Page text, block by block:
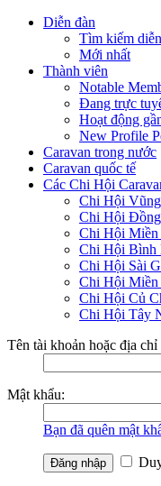
Diễn đàn
Tìm kiếm
Mới nhất
Thành viên
Notable
Đang trực
Hoạt động
New Profile
Caravan trong nước
Caravan quốc tế
Các Chi Hội
Chi Hội
Chi Hội
Chi Hội Miền
Chi Hội Bình
Chi Hội Sài
Chi Hội Miền
Chi Hội Củ
Chi Hội Tây
Tên tài khoản hoặc địa chỉ
Mật khẩu:
Bạn đã quên mật